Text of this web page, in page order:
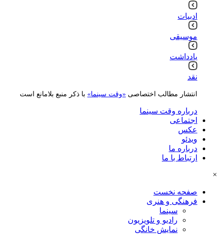
ادبیات
موسیقی
یادداشت
نقد
انتشار مطالب اختصاصی «وقت سینما» با ذکر منبع بلامانع است
درباره وقت سینما
اجتماعی
عکس
ویدئو
درباره ما
ارتباط با ما
×
صفحه نخست
فرهنگی و هنری
سینما
رادیو و تلویزیون
نمایش خانگی